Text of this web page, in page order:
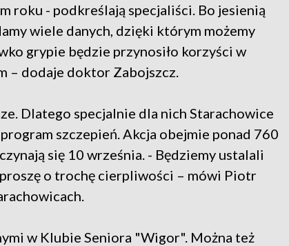
roku - podkreślają specjaliści. Bo jesienią
wiele danych, dzięki którym możemy
grypie będzie przynosiło korzyści w
– dodaje doktor Zabojszcz.
Dlatego specjalnie dla nich Starachowice
szczepień. Akcja obejmie ponad 760
się 10 września. - Będziemy ustalali
o trochę cierpliwości – mówi Piotr
w Klubie Seniora "Wigor". Można też